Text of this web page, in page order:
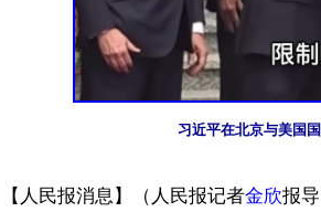
习近平在北京与美国
【人民报消息】（人民报记者金欣报